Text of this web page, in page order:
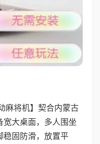
麻将机】契合内蒙古
大桌面，多人围坐
稳固防滑，放置平